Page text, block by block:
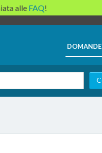
DOMANDE
alle FAQ!